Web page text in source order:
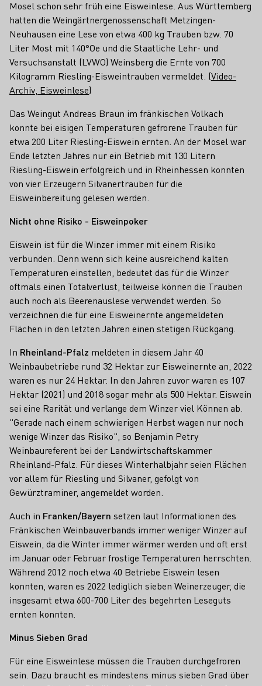
Mosel schon sehr früh eine Eisweinlese. Aus Württemberg
hatten die Weingärtnergenossenschaft Metzingen-
Neuhausen eine Lese von etwa 400 kg Trauben bzw. 70
Liter Most mit 140°Oe und die Staatliche Lehr- und
Versuchsanstalt (LVWO) Weinsberg die Ernte von 700
Kilogramm Riesling-Eisweintrauben vermeldet. (Video-
Archiv, Eisweinlese)
Das Weingut Andreas Braun im fränkischen Volkach
konnte bei eisigen Temperaturen gefrorene Trauben für
etwa 200 Liter Riesling-Eiswein ernten. An der Mosel war
Ende letzten Jahres nur ein Betrieb mit 130 Litern
Riesling-Eiswein erfolgreich und in Rheinhessen konnten
von vier Erzeugern Silvanertrauben für die
Eisweinbereitung gelesen werden.
Nicht ohne Risiko - Eisweinpoker
Eiswein ist für die Winzer immer mit einem Risiko
verbunden. Denn wenn sich keine ausreichend kalten
Temperaturen einstellen, bedeutet das für die Winzer
oftmals einen Totalverlust, teilweise können die Trauben
auch noch als Beerenauslese verwendet werden. So
verzeichnen die für eine Eisweinernte angemeldeten
Flächen in den letzten Jahren einen stetigen Rückgang.
In Rheinland-Pfalz meldeten in diesem Jahr 40
Weinbaubetriebe rund 32 Hektar zur Eisweinernte an, 2022
waren es nur 24 Hektar. In den Jahren zuvor waren es 107
Hektar (2021) und 2018 sogar mehr als 500 Hektar. Eiswein
sei eine Rarität und verlange dem Winzer viel Können ab.
"Gerade nach einem schwierigen Herbst wagen nur noch
wenige Winzer das Risiko", so Benjamin Petry
Weinbaureferent bei der Landwirtschaftskammer
Rheinland-Pfalz. Für dieses Winterhalbjahr seien Flächen
vor allem für Riesling und Silvaner, gefolgt von
Gewürztraminer, angemeldet worden.
Auch in Franken/Bayern setzen laut Informationen des
Fränkischen Weinbauverbands immer weniger Winzer auf
Eiswein, da die Winter immer wärmer werden und oft erst
im Januar oder Februar frostige Temperaturen herrschten.
Während 2012 noch etwa 40 Betriebe Eiswein lesen
konnten, waren es 2022 lediglich sieben Weinerzeuger, die
insgesamt etwa 600-700 Liter des begehrten Leseguts
ernten konnten.
Minus Sieben Grad
Für eine Eisweinlese müssen die Trauben durchgefroren
sein. Dazu braucht es mindestens minus sieben Grad über